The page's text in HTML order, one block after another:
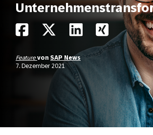
Featurevon SAP News
7. Dezember 2021